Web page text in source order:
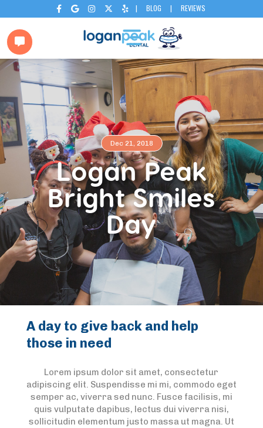
     | BLOG | REVIEWS

Dec 21, 2018
Logan Peak
Bright Smiles
Day
A day to give back and help
those in need
Lorem ipsum dolor sit amet, consectetur
adipiscing elit. Suspendisse mi mi, commodo eget
semper ac, viverra sed nunc. Fusce facilisis, mi
quis vulputate dapibus, lectus dui viverra nisi,
sollicitudin elementum justo massa ut magna. Ut